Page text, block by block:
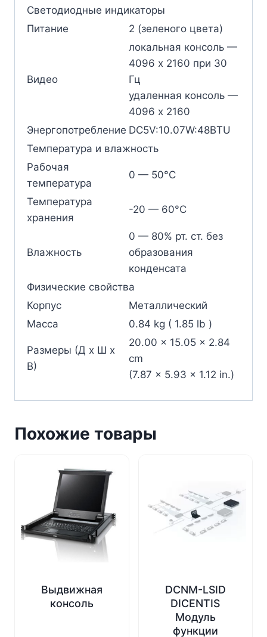
Светодиодные индикаторы
Питание
2 (зеленого цвета)
Видео
локальная консоль —
4096 x 2160 при 30
Гц
удаленная консоль —
4096 x 2160
Энергопотребление DC5V:10.07W:48BTU
Температура и влажность
Рабочая
температура
0 — 50°C
Температура
хранения
-20 — 60°C
Влажность
0 — 80% рт. ст. без
образования
конденсата
Физические свойства
Корпус
Металлический
Масса
0.84 kg ( 1.85 lb )
Размеры (Д х Ш х
В)
20.00 x 15.05 x 2.84
cm
(7.87 x 5.93 x 1.12 in.)
Похожие товары
Выдвижная
консоль
DCNM-LSID
DICENTIS
Модуль
функции